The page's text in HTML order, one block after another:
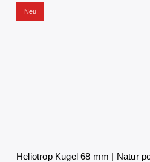
Neu
Heliotrop Kugel 68 mm | Natur